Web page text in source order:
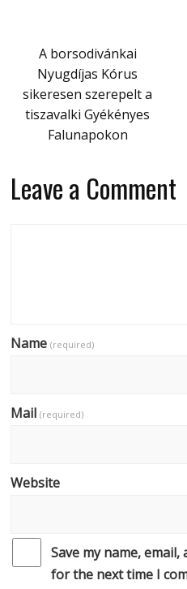
A borsodivánkai
Nyugdíjas Kórus
sikeresen szerepelt a
tiszavalki Gyékényes
Falunapokon
Leave a Comment
Name(required)
Mail(required)
Website
Save my name,
for the next time I